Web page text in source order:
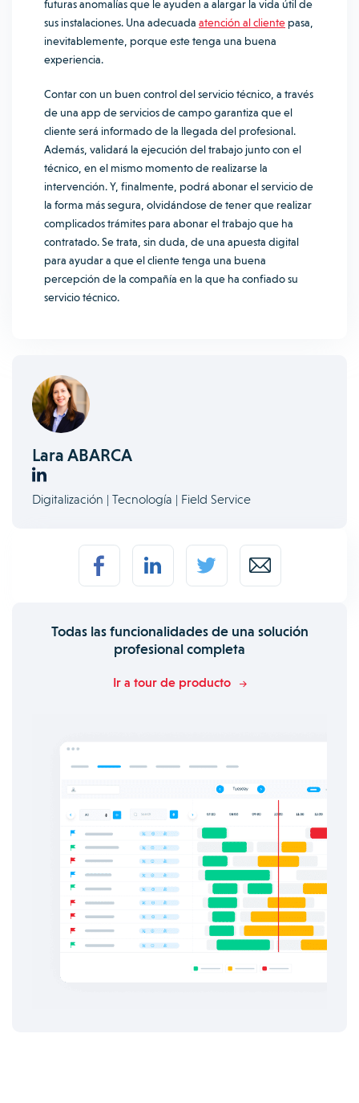
futuras anomalías que le ayuden a alargar la vida útil de
sus instalaciones. Una adecuada atención al cliente pasa,
inevitablemente, porque este tenga una buena
experiencia.
Contar con un buen control del servicio técnico, a través
de una app de servicios de campo garantiza que el
cliente será informado de la llegada del profesional.
Además, validará la ejecución del trabajo junto con el
técnico, en el mismo momento de realizarse la
intervención. Y, finalmente, podrá abonar el servicio de
la forma más segura, olvidándose de tener que realizar
complicados trámites para abonar el trabajo que ha
contratado. Se trata, sin duda, de una apuesta digital
para ayudar a que el cliente tenga una buena
percepción de la compañía en la que ha confiado su
servicio técnico.
Lara ABARCA
Digitalización | Tecnología | Field Service
Todas las funcionalidades de una solución
profesional completa
Ir a tour de producto